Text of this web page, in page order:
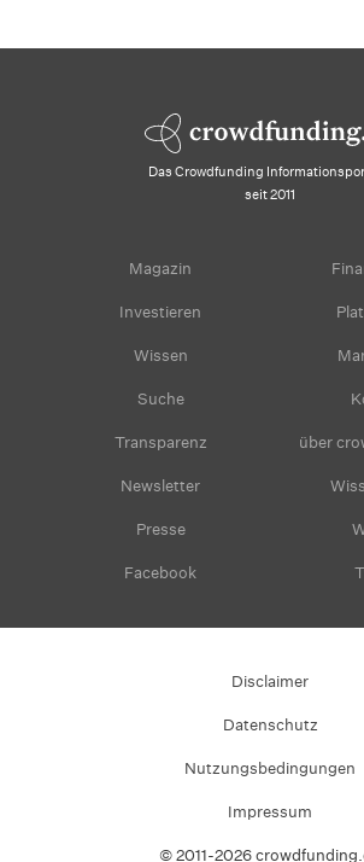
Das Crowdfunding
seit 2011
Magazin
Investieren
Wissen
Suche
Transparenz über
Newsletter
Presse
Facebook
Disclaimer
Datenschutz
Nutzungsbedingungen
Impressum
© 2011-2026